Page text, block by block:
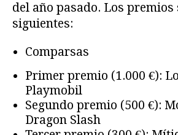
del año pasado. Los premios
siguientes:
Comparsas
Primer premio (1.000 €):
Playmobil
Segundo premio (500 €):
Dragon Slash